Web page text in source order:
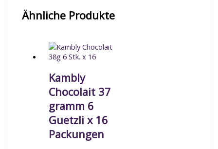
Ähnliche Produkte
Kambly
Chocolait 37
gramm 6
Guetzli x 16
Packungen